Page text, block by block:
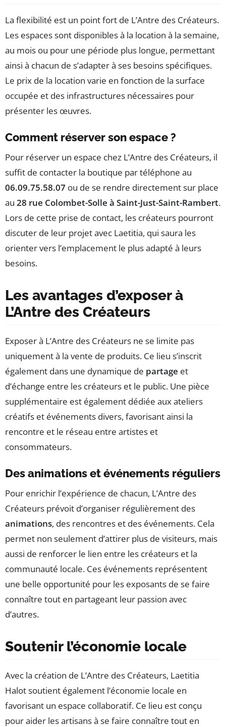
La flexibilité est un point fort de L’Antre des Créateurs.
Les espaces sont disponibles à la location à la semaine,
au mois ou pour une période plus longue, permettant
ainsi à chacun de s’adapter à ses besoins spécifiques.
Le prix de la location varie en fonction de la surface
occupée et des infrastructures nécessaires pour
présenter les œuvres.
Comment réserver son espace ?
Pour réserver un espace chez L’Antre des Créateurs, il
suffit de contacter la boutique par téléphone au
06.09.75.58.07 ou de se rendre directement sur place
au 28 rue Colombet-Solle à Saint-Just-Saint-Rambert.
Lors de cette prise de contact, les créateurs pourront
discuter de leur projet avec Laetitia, qui saura les
orienter vers l’emplacement le plus adapté à leurs
besoins.
Les avantages d’exposer à
L’Antre des Créateurs
Exposer à L’Antre des Créateurs ne se limite pas
uniquement à la vente de produits. Ce lieu s’inscrit
également dans une dynamique de partage et
d’échange entre les créateurs et le public. Une pièce
supplémentaire est également dédiée aux ateliers
créatifs et événements divers, favorisant ainsi la
rencontre et le réseau entre artistes et
consommateurs.
Des animations et événements réguliers
Pour enrichir l’expérience de chacun, L’Antre des
Créateurs prévoit d’organiser régulièrement des
animations, des rencontres et des événements. Cela
permet non seulement d’attirer plus de visiteurs, mais
aussi de renforcer le lien entre les créateurs et la
communauté locale. Ces événements représentent
une belle opportunité pour les exposants de se faire
connaître tout en partageant leur passion avec
d’autres.
Soutenir l’économie locale
Avec la création de L’Antre des Créateurs, Laetitia
Halot soutient également l’économie locale en
favorisant un espace collaboratif. Ce lieu est conçu
pour aider les artisans à se faire connaître tout en